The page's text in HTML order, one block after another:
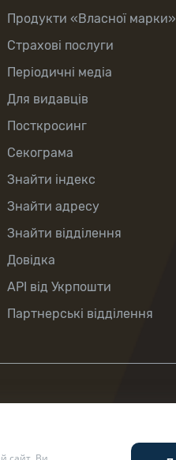
Продукти «Власної марки»
Страхові послуги
Періодичні медіа
Для видавців
Посткросинг
Секограма
Знайти індекс
Знайти адресу
Знайти відділення
Довідка
API від Укрпошти
Партнерські відділення